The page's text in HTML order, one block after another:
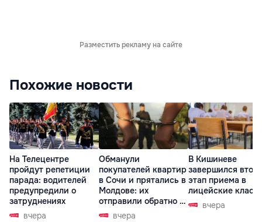
Разместить рекламу на сайте
Похожие новости
На Телецентре
пройдут репетиции
парада: водителей
предупредили о
затруднениях
вчера
Обманули
покупателей квартир
в Сочи и прятались в
Молдове: их
отправили обратно в
РФ вчера
В Кишиневе
завершился
этап приема в
лицейские
вчера